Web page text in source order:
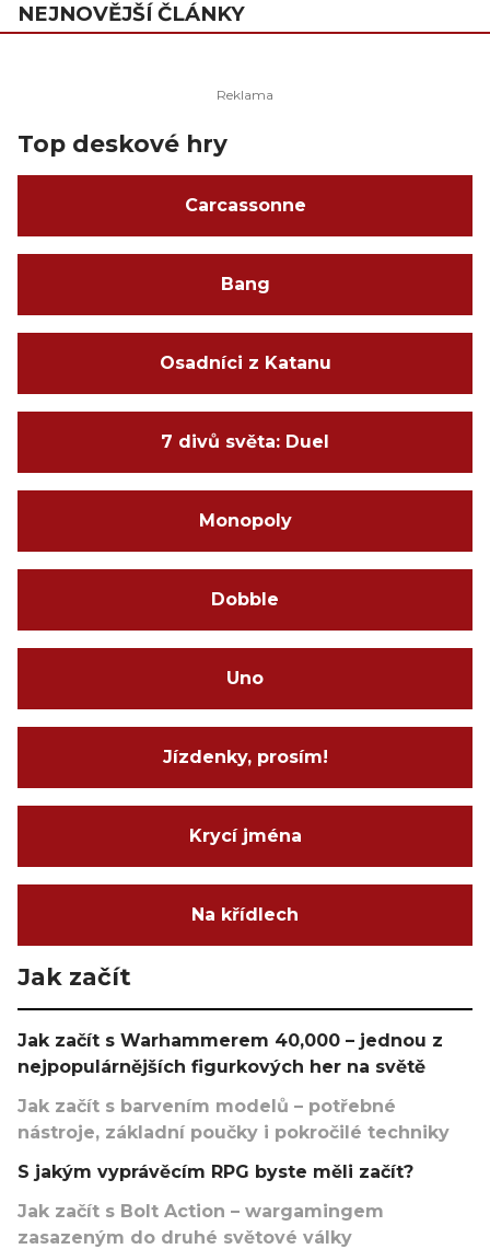
NEJNOVĚJŠÍ ČLÁNKY
Top deskové hry
Carcassonne
Bang
Osadníci z Katanu
7 divů světa: Duel
Monopoly
Dobble
Uno
Jízdenky, prosím!
Krycí jména
Na křídlech
Jak začít
Jak začít s Warhammerem 40,000 – jednou z
nejpopulárnějších figurkových her na světě
Jak začít s barvením modelů – potřebné
nástroje, základní poučky i pokročilé techniky
S jakým vyprávěcím RPG byste měli začít?
Jak začít s Bolt Action – wargamingem
zasazeným do druhé světové války